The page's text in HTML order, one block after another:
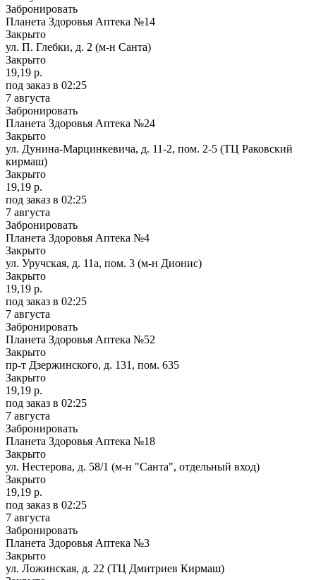
Забронировать
Планета Здоровья Аптека №14
Закрыто
ул. П. Глебки, д. 2 (м-н Санта)
Закрыто
19,19 р.
под заказ в 02:25
7 августа
Забронировать
Планета Здоровья Аптека №24
Закрыто
ул. Дунина-Марцинкевича, д. 11-2, пом. 2-5 (ТЦ Раковский
кирмаш)
Закрыто
19,19 р.
под заказ в 02:25
7 августа
Забронировать
Планета Здоровья Аптека №4
Закрыто
ул. Уручская, д. 11а, пом. 3 (м-н Дионис)
Закрыто
19,19 р.
под заказ в 02:25
7 августа
Забронировать
Планета Здоровья Аптека №52
Закрыто
пр-т Дзержинского, д. 131, пом. 635
Закрыто
19,19 р.
под заказ в 02:25
7 августа
Забронировать
Планета Здоровья Аптека №18
Закрыто
ул. Нестерова, д. 58/1 (м-н "Санта", отдельный вход)
Закрыто
19,19 р.
под заказ в 02:25
7 августа
Забронировать
Планета Здоровья Аптека №3
Закрыто
ул. Ложинская, д. 22 (ТЦ Дмитриев Кирмаш)